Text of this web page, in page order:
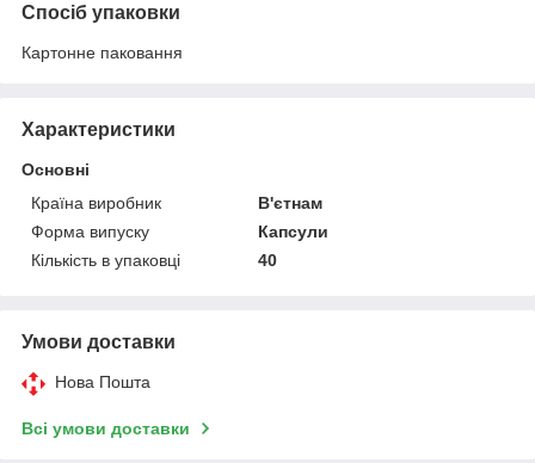
Спосіб упаковки
Картонне паковання
Характеристики
Основні
Країна виробник
В'єтнам
Форма випуску
Капсули
Кількість в упаковці
40
Умови доставки
Нова Пошта
Всі умови доставки